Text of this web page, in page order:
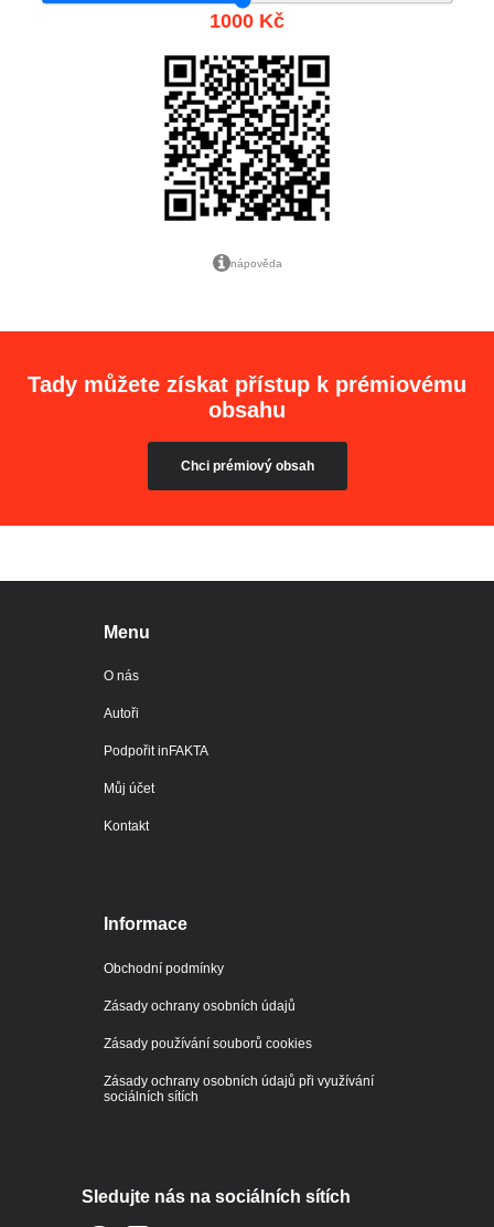
1000 Kč
nápověda
Tady můžete získat přístup k prémiovému
obsahu
Chci prémiový obsah
Menu
O nás
Autoři
Podpořit inFAKTA
Můj účet
Kontakt
Informace
Obchodní podmínky
Zásady ochrany osobních údajů
Zásady používání souborů cookies
Zásady ochrany osobních údajů při využívání
sociálních sítích
Sledujte nás na sociálních sítích